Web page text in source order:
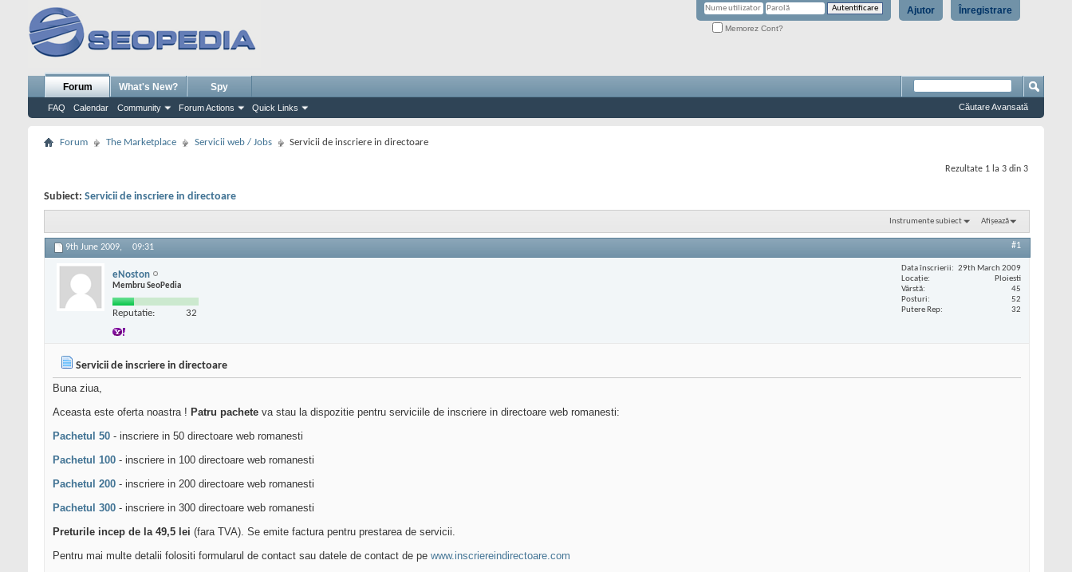
Înregistrare
Ajutor
Memorez Cont?
Forum
FAQ Calendar Community Forum Actions Quick Links
What's New? Spy
Căutare Avansată
Forum The Marketplace Servicii web / Jobs Servicii de inscriere in directoare
Rezultate 1 la 3 din 3
Subiect: Servicii de inscriere in directoare
Instrumente subiect Afișează
9th June 2009, 09:31 #1
eNoston
Membru SeoPedia
Reputatie: 32
Data înscrierii
29th March 2009
Locaţie
Ploiesti
Vârstă
45
Posturi
52
Putere Rep
32
Servicii de inscriere in directoare
Buna ziua,
Aceasta este oferta noastra ! Patru pachete va stau la dispozitie pentru serviciile de inscriere in directoare web romanesti:
Pachetul 50 - inscriere in 50 directoare web romanesti
Pachetul 100 - inscriere in 100 directoare web romanesti
Pachetul 200 - inscriere in 200 directoare web romanesti
Pachetul 300 - inscriere in 300 directoare web romanesti
Preturile incep de la 49,5 lei (fara TVA). Se emite factura pentru prestarea de servicii.
Pentru mai multe detalii folositi formularul de contact sau datele de contact de pe www.inscriereindirectoare.com